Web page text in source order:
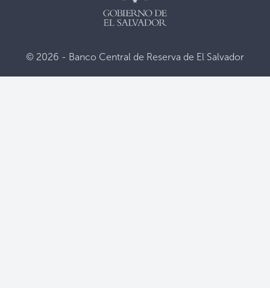
© 2026 - Banco Central de Reserva de El Salvador